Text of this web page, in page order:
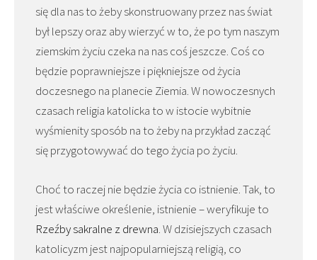
się dla nas to żeby skonstruowany przez nas świat
był lepszy oraz aby wierzyć w to, że po tym naszym
ziemskim życiu czeka na nas coś jeszcze. Coś co
będzie poprawniejsze i piękniejsze od życia
doczesnego na planecie Ziemia. W nowoczesnych
czasach religia katolicka to w istocie wybitnie
wyśmienity sposób na to żeby na przykład zacząć
się przygotowywać do tego życia po życiu.
Choć to raczej nie będzie życia co istnienie. Tak, to
jest właściwe określenie, istnienie – weryfikuje to
Rzeźby sakralne z drewna. W dzisiejszych czasach
katolicyzm jest najpopularniejszą religią, co